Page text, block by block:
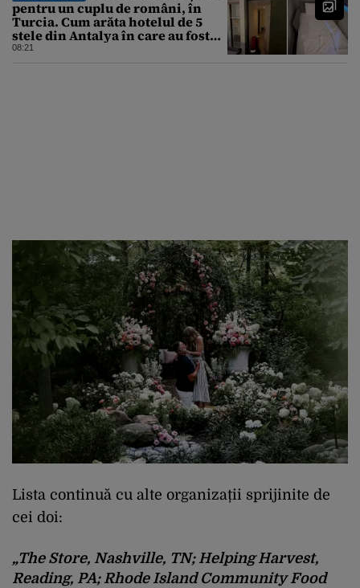
pentru un cuplu de români, în
Turcia. Cum arăta hotelul de 5
stele din Antalya în care au fost
cazați
08:21
Lista continuă cu alte organizații sprijinite de
cei doi:
„The Store, Nashville, TN; Helping Harvest,
Reading, PA; Rhode Island Community Food